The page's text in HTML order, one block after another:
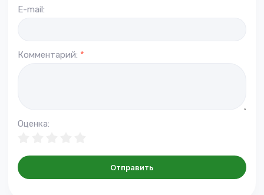
E-mail:
Комментарий: *
Оценка:
Отправить